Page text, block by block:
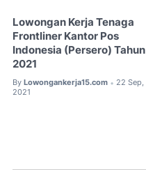
Lowongan Kerja Tenaga
Frontliner Kantor Pos
Indonesia (Persero) Tahun
2021
By Lowongankerja15.com • 22 Sep,
2021